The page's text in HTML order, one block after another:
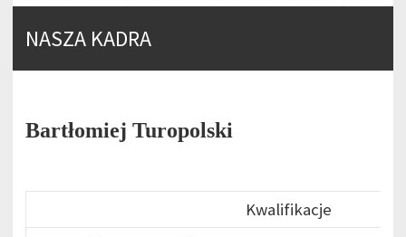
Kurs instruktora narciarstwa – styczeń 2024
NASZA KADRA
Bartłomiej Turopolski
Kwalifikacje